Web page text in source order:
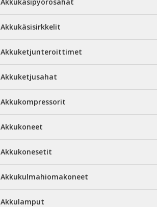
Akkukäsisirkkelit
Akkuketjunteroittimet
Akkuketjusahat
Akkukompressorit
Akkukoneet
Akkukonesetit
Akkukulmahiomakoneet
Akkulamput